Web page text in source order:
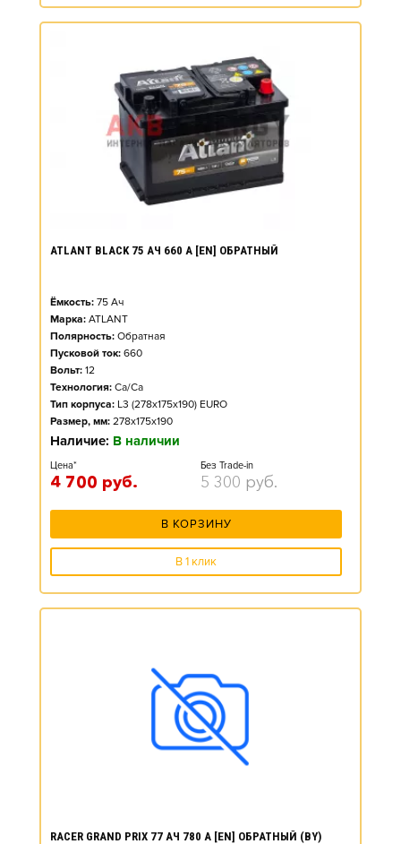
ATLANT BLACK 75 АЧ 660 А [EN] ОБРАТНЫЙ
Ёмкость: 75 Ач
Марка: ATLANT
Полярность: Обратная
Пусковой ток: 660
Вольт: 12
Технология: Ca/Ca
Тип корпуса: L3 (278x175x190) EURO
Размер, мм: 278x175x190
Наличие: В наличии
Цена*
4 700 руб.
Без Trade-in
5 300 руб.
В КОРЗИНУ
В 1 клик
RACER GRAND PRIX 77 АЧ 780 А [EN] ОБРАТНЫЙ (BY)